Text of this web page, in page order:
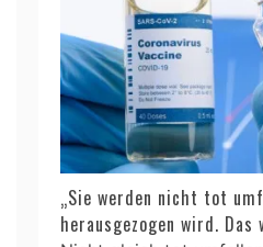
„Sie werden nicht tot
herausgezogen wird. Das